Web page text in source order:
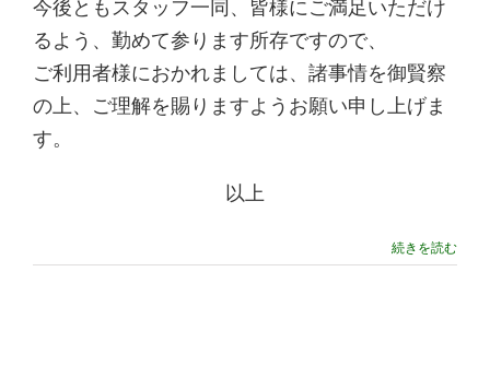
今後ともスタッフ一同、皆様にご満足いただけ
るよう、勤めて参ります所存ですので、
ご利用者様におかれましては、諸事情を御賢察
の上、ご理解を賜りますようお願い申し上げま
す。
以上
続きを読む